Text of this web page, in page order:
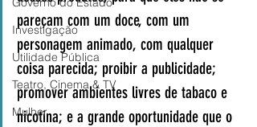
Investigação
Utilidade Pública
Teatro, Cinema & TV
Mulher
pareçam com um doce, com um
personagem animado, com qualquer
coisa parecida; proibir a publicidade;
promover ambientes livres de tabaco e
nicotina; e a grande oportunidade que o